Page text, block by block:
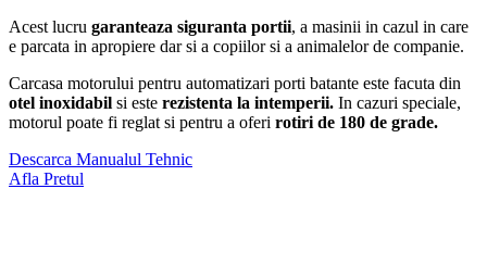
Acest lucru garanteaza siguranta portii, a masinii in cazul in care
e parcata in apropiere dar si a copiilor si a animalelor de companie.
Carcasa motorului pentru automatizari porti batante este facuta din
otel inoxidabil si este rezistenta la intemperii. In cazuri speciale,
motorul poate fi reglat si pentru a oferi rotiri de 180 de grade.
Descarca Manualul Tehnic
Afla Pretul